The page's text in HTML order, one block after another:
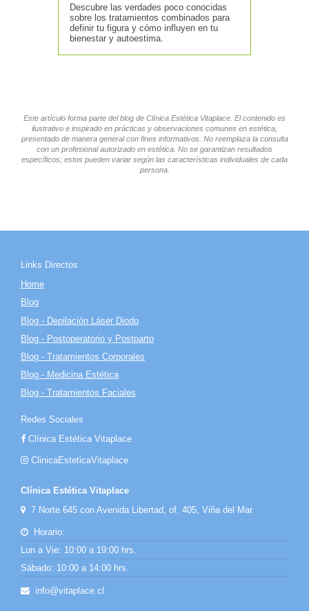
Descubre las verdades poco conocidas
sobre los tratamientos combinados para
definir tu figura y cómo influyen en tu
bienestar y autoestima.
Este artículo forma parte del blog de Clínica Estética Vitaplace. El contenido es
ilustrativo e inspirado en prácticas y observaciones comunes en estética,
presentado de manera general con fines informativos. No reemplaza la consulta
con un profesional autorizado en estética. No se garantizan resultados
específicos; estos pueden variar según las características individuales de cada
persona.
Links Directos
Home
Blog
Blog - Depilación Láser Diodo
Blog - Postoperatorio y Postparto
Blog - Tratamientos Corporales
Blog - Medicina Estética
Blog - Tratamientos Faciales
Redes Sociales
Clínica Estética Vitaplace
ClinicaEsteticaVitaplace
Clínica Estética Vitaplace
7 Norte 645 con Avenida Libertad, of. 405, Viña del Mar
Horario:
Lun a Vie: 10:00 a 19:00 hrs.
Sábado: 10:00 a 14:00 hrs.
info@vitaplace.cl